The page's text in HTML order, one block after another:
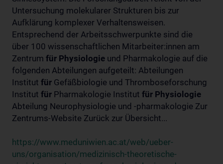
Untersuchung molekularer Strukturen bis zur
Aufklärung komplexer Verhaltensweisen.
Entsprechend der Arbeitsschwerpunkte sind die
über 100 wissenschaftlichen Mitarbeiter:innen am
Zentrum für Physiologie und Pharmakologie auf die
folgenden Abteilungen aufgeteilt: Abteilungen
Institut für Gefäßbiologie und Thromboseforschung
Institut für Pharmakologie Institut für Physiologie
Abteilung Neurophysiologie und -pharmakologie Zur
Zentrums-Website Zurück zur Übersicht...
https://www.meduniwien.ac.at/web/ueber-
uns/organisation/medizinisch-theoretische-